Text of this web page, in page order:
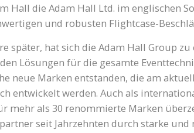
Hall die Adam Hall Ltd. im englischen
und robusten Flightcase-
später, hat sich die Adam Hall Group
Lösungen für die gesamte
neue Marken entstanden, die am
entwickelt werden. Auch als
mehr als 30 renommierte Marken
seit Jahrzehnten durch starke und